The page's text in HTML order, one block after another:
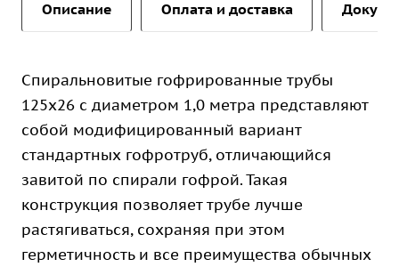
Описание Оплата и доставка
Спиральновитые гофрированные трубы
125х26 с диаметром 1,0 метра представляют
собой модифицированный вариант
стандартных гофротруб, отличающийся
завитой по спирали гофрой. Такая
конструкция позволяет трубе лучше
растягиваться, сохраняя при этом
герметичность и все преимущества обычных